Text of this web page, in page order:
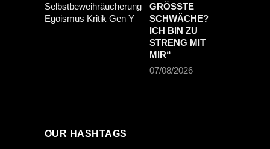
GRÖSSTE S
CHWÄCHE? I
CH BIN ZU S
TRENG MIT M
IR“
07/08/2026
OUR HASHTAGS